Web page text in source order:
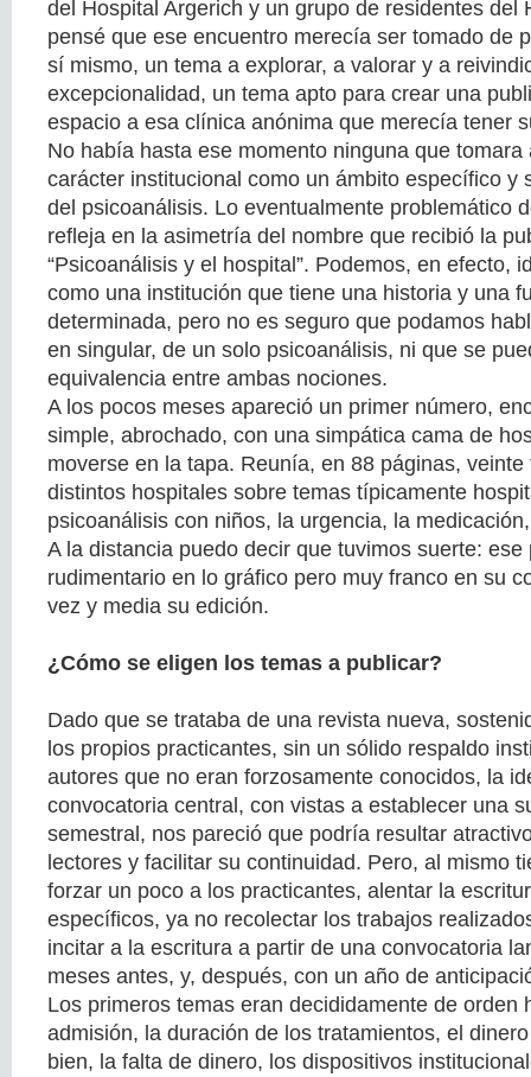
del Hospital Argerich y un grupo de residentes del
pensé que ese encuentro merecía ser tomado de
sí mismo, un tema a explorar, a valorar y a
excepcionalidad, un tema apto para crear una
espacio a esa clínica anónima que merecía tener
No había hasta ese momento ninguna que tomara
carácter institucional como un ámbito específico y
del psicoanálisis. Lo eventualmente problemático
refleja en la asimetría del nombre que recibió la
“Psicoanálisis y el hospital”. Podemos, en efecto,
como una institución que tiene una historia y una
determinada, pero no es seguro que podamos
en singular, de un solo psicoanálisis, ni que se
equivalencia entre ambas nociones.
A los pocos meses apareció un primer número,
simple, abrochado, con una simpática cama de
moverse en la tapa. Reunía, en 88 páginas,
distintos hospitales sobre temas típicamente
psicoanálisis con niños, la urgencia, la
A la distancia puedo decir que tuvimos suerte: ese
rudimentario en lo gráfico pero muy franco en su
vez y media su edición.
¿Cómo se eligen los temas a publicar?
Dado que se trataba de una revista nueva,
los propios practicantes, sin un sólido respaldo
autores que no eran forzosamente conocidos, la
convocatoria central, con vistas a establecer una
semestral, nos pareció que podría resultar
lectores y facilitar su continuidad. Pero, al mismo
forzar un poco a los practicantes, alentar la
específicos, ya no recolectar los trabajos
incitar a la escritura a partir de una convocatoria
meses antes, y, después, con un año de
Los primeros temas eran decididamente de orden
admisión, la duración de los tratamientos, el
bien, la falta de dinero, los dispositivos